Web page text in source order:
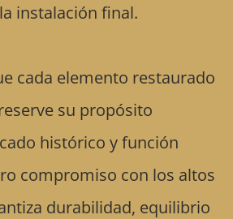
instalación final.
cada elemento restaurado
su propósito
histórico y función
compromiso con los altos
durabilidad, equilibrio